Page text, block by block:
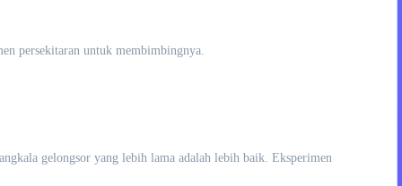
persekitaran untuk membimbingnya.
gelongsor yang lebih lama adalah lebih baik. Eksperimen